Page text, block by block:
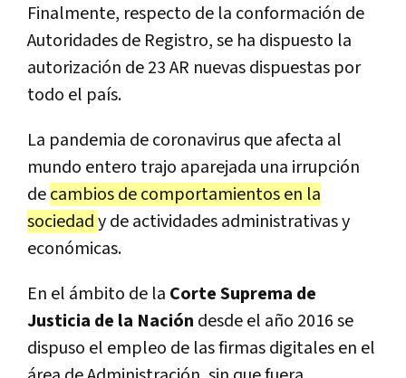
Finalmente, respecto de la conformación de
Autoridades de Registro, se ha dispuesto la
autorización de 23 AR nuevas dispuestas por
todo el país.
La pandemia de coronavirus que afecta al
mundo entero trajo aparejada una irrupción
decambios de comportamientos en la
sociedady de actividades administrativas y
económicas.
En el ámbito de la Corte Suprema de
Justicia de la Nación desde el año 2016 se
dispuso el empleo de las firmas digitales en el